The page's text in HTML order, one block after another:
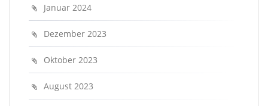
Januar 2024
Dezember 2023
Oktober 2023
August 2023